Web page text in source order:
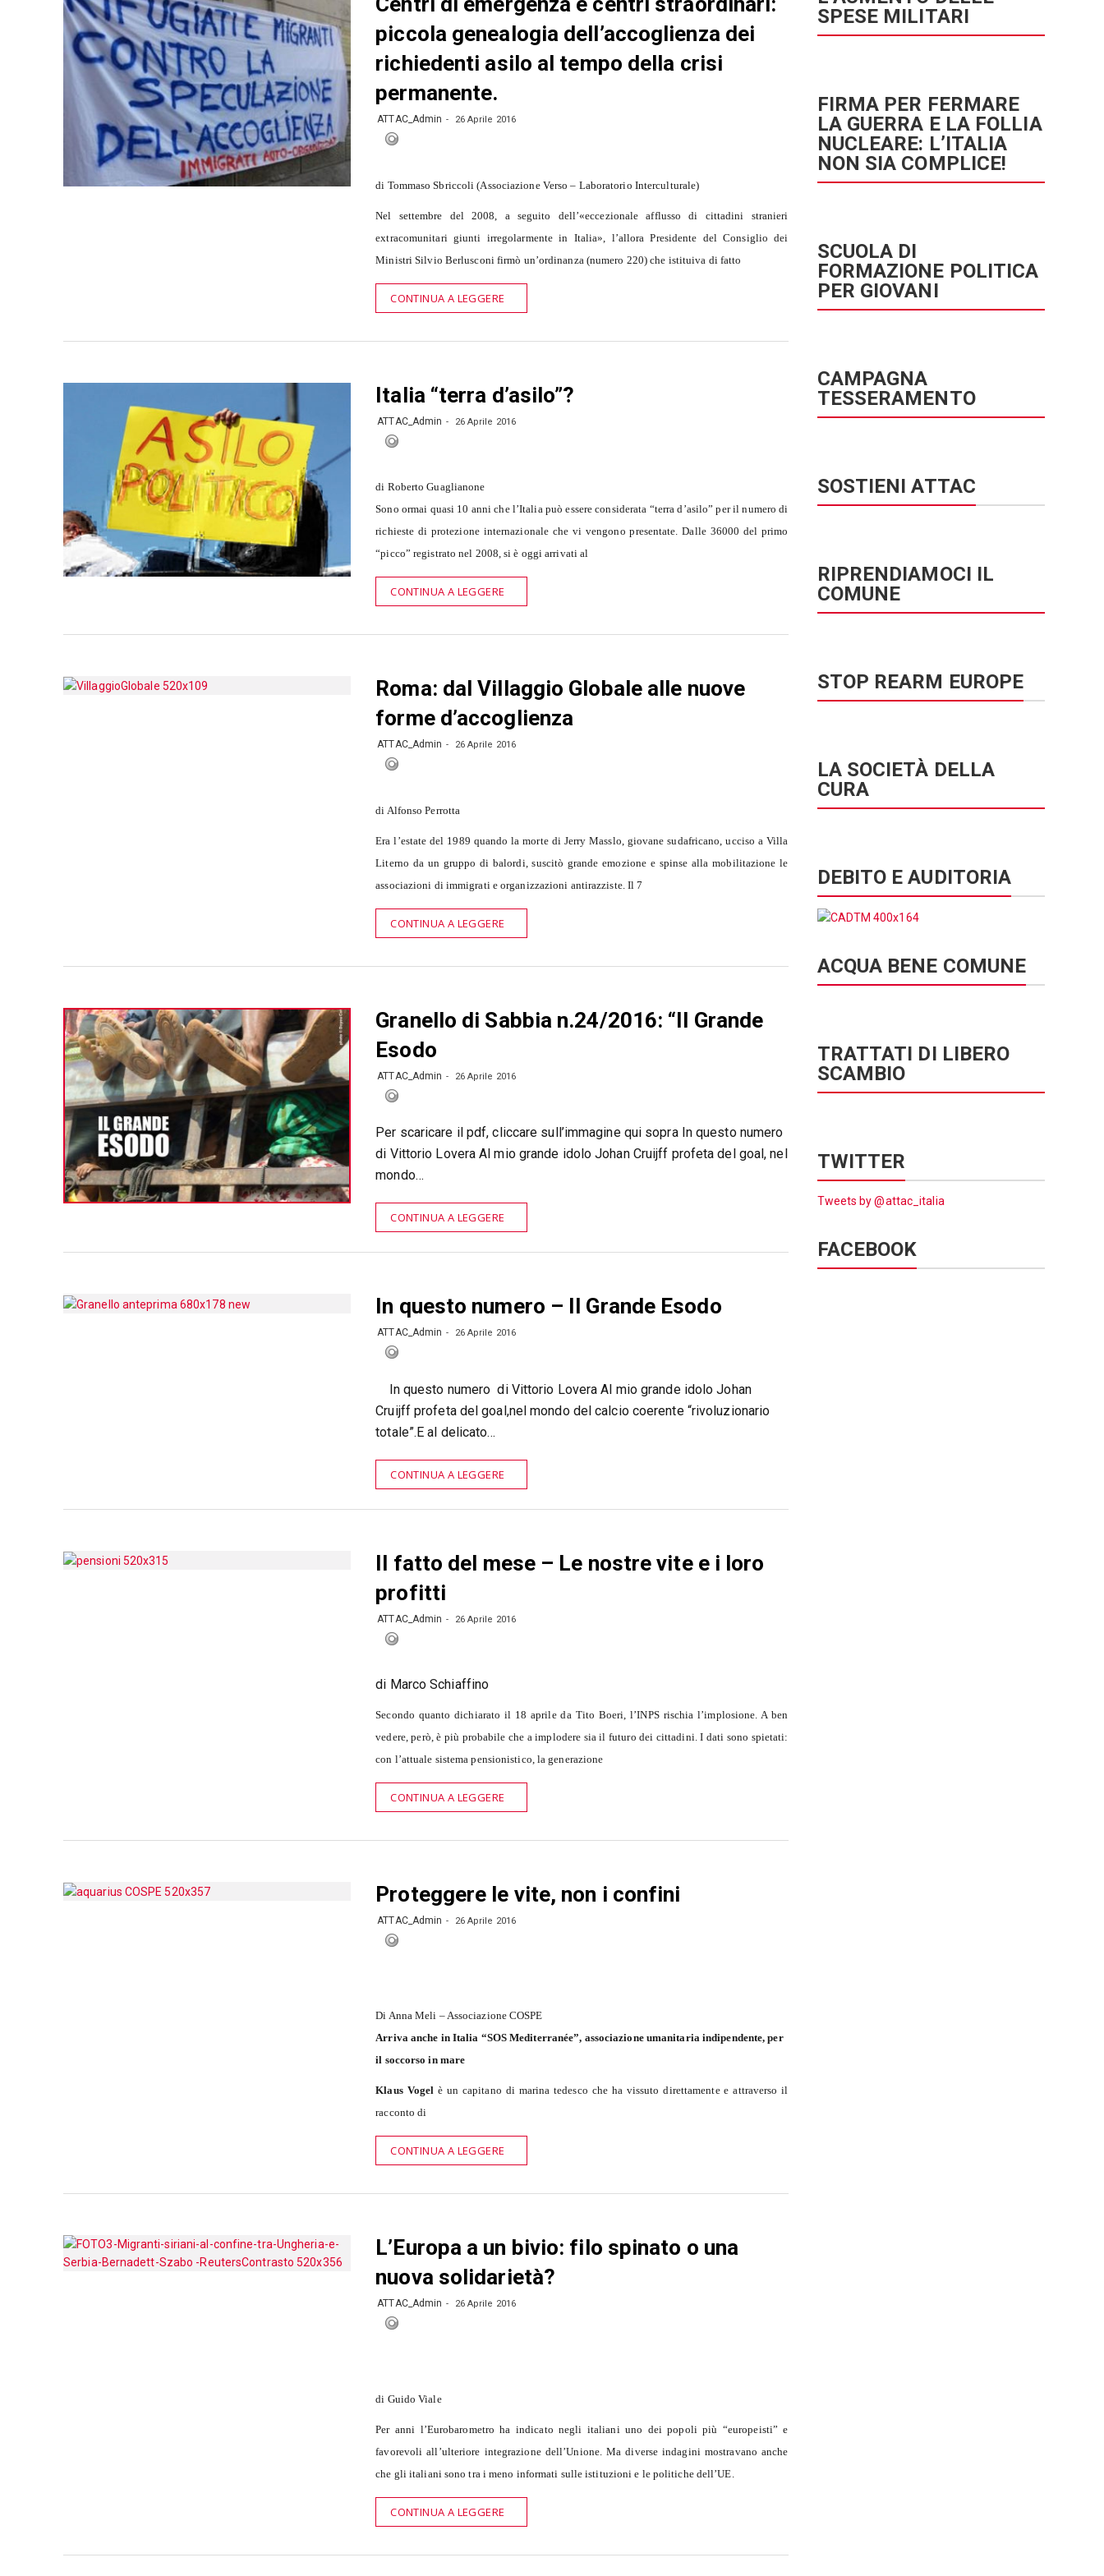
piccola genealogia dell’accoglienza dei
richiedenti asilo al tempo della crisi
permanente.
ATTAC_Admin 26 Aprile 2016
di Tommaso Sbriccoli (Associazione Verso – Laboratorio Interculturale)
Nel settembre del 2008, a seguito dell’«eccezionale afflusso di cittadini stranieri
extracomunitari giunti irregolarmente in Italia», l’allora Presidente del Consiglio dei
Ministri Silvio Berlusconi firmò un’ordinanza (numero 220) che istituiva di fatto
CONTINUA A LEGGERE
Italia “terra d’asilo”?
ATTAC_Admin 26 Aprile 2016
di Roberto Guaglianone
Sono ormai quasi 10 anni che l’Italia può essere considerata “terra d’asilo” per il numero di
richieste di protezione internazionale che vi vengono presentate. Dalle 36000 del primo
“picco” registrato nel 2008, si è oggi arrivati al
CONTINUA A LEGGERE
Roma: dal Villaggio Globale alle nuove
forme d’accoglienza
ATTAC_Admin 26 Aprile 2016
di Alfonso Perrotta
Era l’estate del 1989 quando la morte di Jerry Masslo, giovane sudafricano, ucciso a Villa
Literno da un gruppo di balordi, suscitò grande emozione e spinse alla mobilitazione le
associazioni di immigrati e organizzazioni antirazziste. Il 7
CONTINUA A LEGGERE
Granello di Sabbia n.24/2016: “Il Grande
Esodo
ATTAC_Admin 26 Aprile 2016
Per scaricare il pdf, cliccare sull’immagine qui sopra In questo numero
di Vittorio Lovera Al mio grande idolo Johan Cruijff profeta del goal, nel
mondo…
CONTINUA A LEGGERE
In questo numero – Il Grande Esodo
ATTAC_Admin 26 Aprile 2016
In questo numero di Vittorio Lovera Al mio grande idolo Johan
Cruijff profeta del goal,nel mondo del calcio coerente “rivoluzionario
totale”.E al delicato…
CONTINUA A LEGGERE
Il fatto del mese – Le nostre vite e i loro
profitti
ATTAC_Admin 26 Aprile 2016
di Marco Schiaffino
Secondo quanto dichiarato il 18 aprile da Tito Boeri, l’INPS rischia l’implosione. A ben
vedere, però, è più probabile che a implodere sia il futuro dei cittadini. I dati sono spietati:
con l’attuale sistema pensionistico, la generazione
CONTINUA A LEGGERE
Proteggere le vite, non i confini
ATTAC_Admin 26 Aprile 2016
Di Anna Meli – Associazione COSPE
Arriva anche in Italia “SOS Mediterranée”, associazione umanitaria indipendente, per
il soccorso in mare
Klaus Vogel è un capitano di marina tedesco che ha vissuto direttamente e attraverso il
racconto di
CONTINUA A LEGGERE
L’Europa a un bivio: filo spinato o una
nuova solidarietà?
ATTAC_Admin 26 Aprile 2016
di Guido Viale
Per anni l’Eurobarometro ha indicato negli italiani uno dei popoli più “europeisti” e
favorevoli all’ulteriore integrazione dell’Unione. Ma diverse indagini mostravano anche
che gli italiani sono tra i meno informati sulle istituzioni e le politiche dell’UE.
CONTINUA A LEGGERE
SPESE MILITARI
FIRMA PER FERMARE
LA GUERRA E LA FOLLIA
NUCLEARE: L’ITALIA
NON SIA COMPLICE!
SCUOLA DI
FORMAZIONE POLITICA
PER GIOVANI
CAMPAGNA
TESSERAMENTO
SOSTIENI ATTAC
RIPRENDIAMOCI IL
COMUNE
STOP REARM EUROPE
LA SOCIETÀ DELLA
CURA
DEBITO E AUDITORIA
ACQUA BENE COMUNE
TRATTATI DI LIBERO
SCAMBIO
TWITTER
Tweets by @attac_italia
FACEBOOK